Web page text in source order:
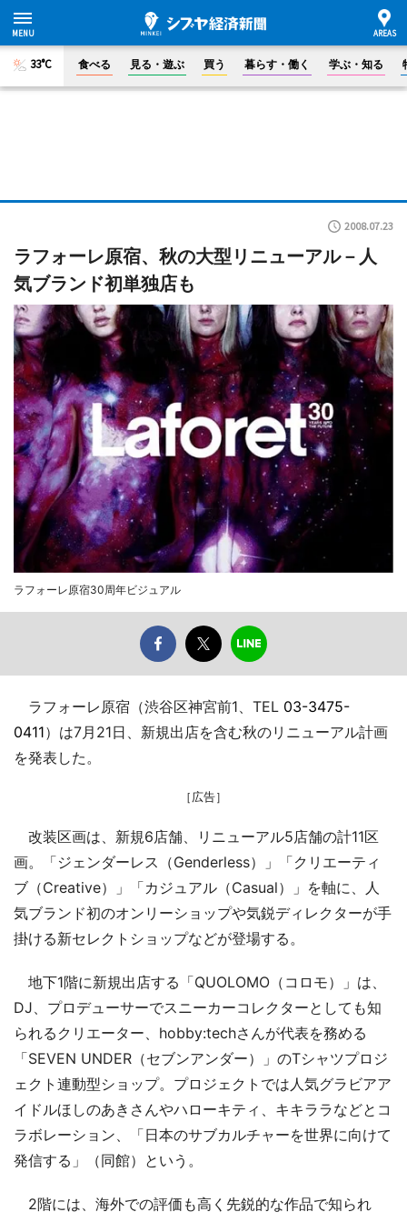
33°C 食べる 見る・遊ぶ 買う 暮らす・働く 学ぶ・知る
2008.07.23
ラフォーレ原宿、秋の大型リニューアル－人
気ブランド初単独店も
ラフォーレ原宿30周年ビジュアル
ラフォーレ原宿（渋谷区神宮前1、TEL 03-3475-
0411）は7月21日、新規出店を含む秋のリニューアル計画
を発表した。
［広告］
改装区画は、新規6店舗、リニューアル5店舗の計11区
画。「ジェンダーレス（Genderless）」「クリエーティ
ブ（Creative）」「カジュアル（Casual）」を軸に、人
気ブランド初のオンリーショップや気鋭ディレクターが手
掛ける新セレクトショップなどが登場する。
地下1階に新規出店する「QUOLOMO（コロモ）」は、
DJ、プロデューサーでスニーカーコレクターとしても知
られるクリエーター、hobby:techさんが代表を務める
「SEVEN UNDER（セブンアンダー）」のTシャツプロジ
ェクト連動型ショップ。プロジェクトでは人気グラビアア
イドルほしのあきさんやハローキティ、キキララなどとコ
ラボレーション、「日本のサブカルチャーを世界に向けて
発信する」（同館）という。
2階には、海外での評価も高く先鋭的な作品で知られ